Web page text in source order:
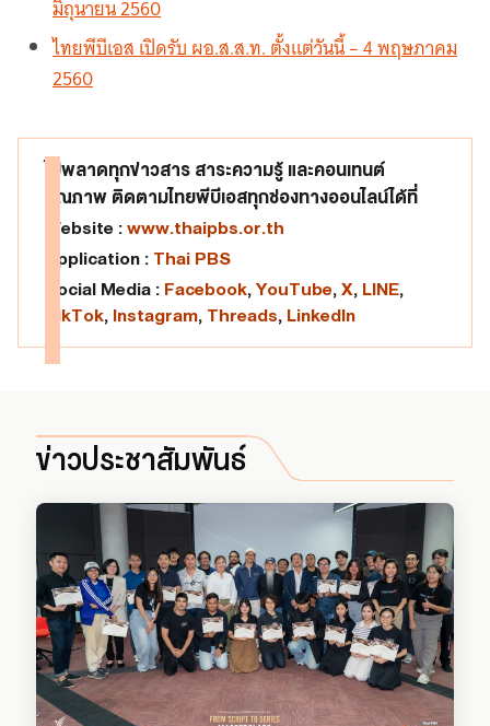
มิถุนายน 2560
ไทยพีบีเอส เปิดรับ ผอ.ส.ส.ท. ตั้งแต่วันนี้ – 4 พฤษภาคม
2560
ไม่พลาดทุกข่าวสาร สาระความรู้ และคอนเทนต์
คุณภาพ ติดตามไทยพีบีเอสทุกช่องทางออนไลน์ได้ที่
Website : www.thaipbs.or.th
Application : Thai PBS
Social Media : Facebook, YouTube, X, LINE,
TikTok, Instagram, Threads, LinkedIn
ข่าวประชาสัมพันธ์